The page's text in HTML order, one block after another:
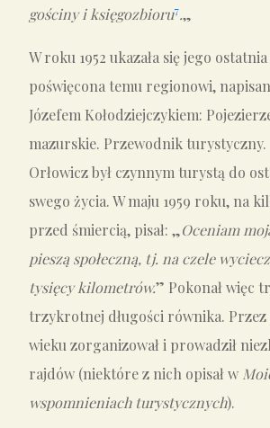
gościny i księgozbioru7.„
W roku 1952 ukazała się jego
poświęcona temu regionowi,
Józefem Kołodziejczykiem:
mazurskie. Przewodnik turystyczny.
Orłowicz był czynnym turystą do
swego życia. W maju 1959 roku, na
przed śmiercią, pisał: „Oceniam
pieszą społeczną, tj. na czele
tysięcy kilometrów.” Pokonał więc
trzykrotnej długości równika. Przez
wieku zorganizował i prowadził
rajdów (niektóre z nich opisał w
wspomnieniach turystycznych).